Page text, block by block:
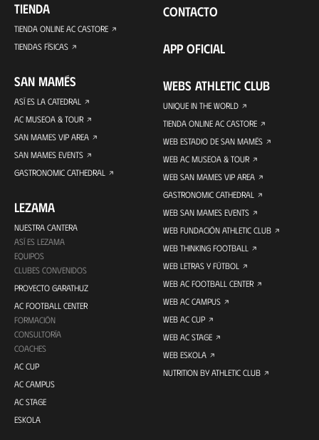
TIENDA
TIENDA ONLINE AC CASTORE
TIENDAS FÍSICAS
SAN MAMÉS
ASÍ ES LA CATEDRAL
AC MUSEOA & TOUR
SAN MAMES VIP AREA
SAN MAMES EVENTS
GASTRONOMIC CATHEDRAL
LEZAMA
NUESTRA CANTERA
ASÍ ES LEZAMA
EQUIPOS
CLUBES CONVENIDOS
PROYECTO GARATHUZ
AC FOOTBALL CENTER
FORMACIÓN
CONSULTORÍA
COACHES
AC CUP
AC CAMPUS
AC STAGE
ESKOLA
CONTACTO
APP OFICIAL
WEBS ATHLETIC CLUB
UNIQUE IN THE WORLD
TIENDA ONLINE AC CASTORE
WEB ESTADIO DE SAN MAMÉS
WEB AC MUSEOA & TOUR
WEB SAN MAMES VIP AREA
GASTRONOMIC CATHEDRAL
WEB SAN MAMES EVENTS
WEB FUNDACIÓN ATHLETIC CLUB
WEB THINKING FOOTBALL
WEB LETRAS Y FÚTBOL
WEB AC FOOTBALL CENTER
WEB AC CAMPUS
WEB AC CUP
WEB AC STAGE
WEB ESKOLA
NUTRITION BY ATHLETIC CLUB